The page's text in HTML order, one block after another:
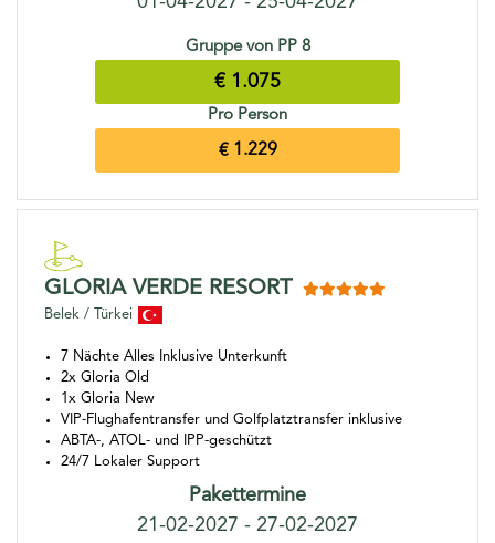
Gruppe von PP 8
€ 1.075
Pro Person
€ 1.229
GLORIA VERDE RESORT
Belek / Türkei
7 Nächte Alles Inklusive Unterkunft
2x Gloria Old
1x Gloria New
VIP-Flughafentransfer und Golfplatztransfer inklusive
ABTA-, ATOL- und IPP-geschützt
24/7 Lokaler Support
Pakettermine
21-02-2027 - 27-02-2027